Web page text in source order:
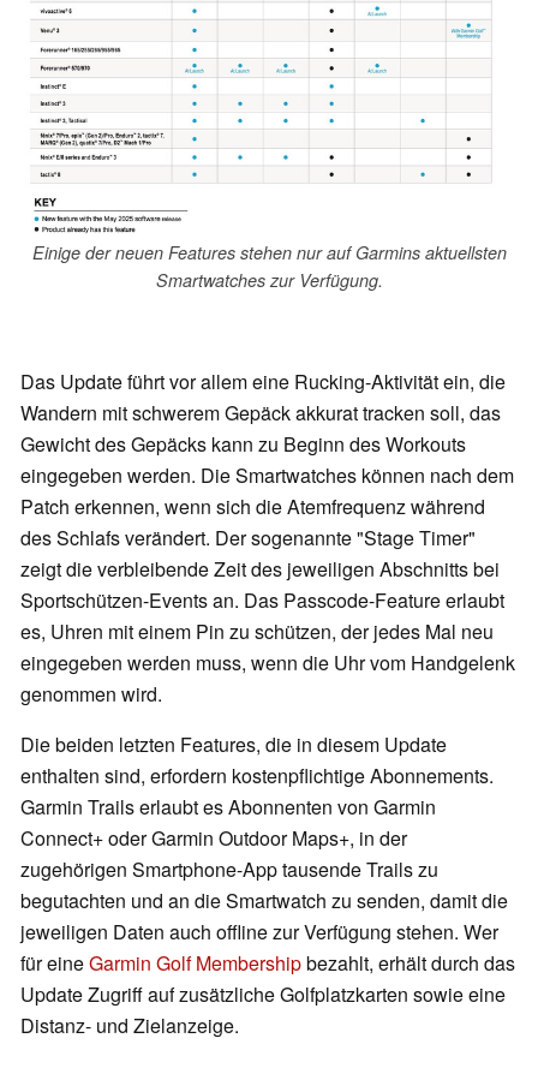
Einige der neuen Features stehen nur auf Garmins aktuellsten
Smartwatches zur Verfügung.
Das Update führt vor allem eine Rucking-Aktivität ein, die
Wandern mit schwerem Gepäck akkurat tracken soll, das
Gewicht des Gepäcks kann zu Beginn des Workouts
eingegeben werden. Die Smartwatches können nach dem
Patch erkennen, wenn sich die Atemfrequenz während
des Schlafs verändert. Der sogenannte "Stage Timer"
zeigt die verbleibende Zeit des jeweiligen Abschnitts bei
Sportschützen-Events an. Das Passcode-Feature erlaubt
es, Uhren mit einem Pin zu schützen, der jedes Mal neu
eingegeben werden muss, wenn die Uhr vom Handgelenk
genommen wird.
Die beiden letzten Features, die in diesem Update
enthalten sind, erfordern kostenpflichtige Abonnements.
Garmin Trails erlaubt es Abonnenten von Garmin
Connect+ oder Garmin Outdoor Maps+, in der
zugehörigen Smartphone-App tausende Trails zu
begutachten und an die Smartwatch zu senden, damit die
jeweiligen Daten auch offline zur Verfügung stehen. Wer
für eineGarmin Golf Membershipbezahlt, erhält durch das
Update Zugriff auf zusätzliche Golfplatzkarten sowie eine
Distanz- und Zielanzeige.